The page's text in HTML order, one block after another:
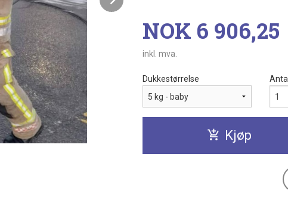
Pris
NOK 6 906,25
inkl. mva.
Dukkestørrelse Antall
Kjøp